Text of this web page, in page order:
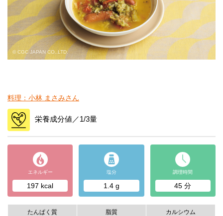
© CGC JAPAN CO.,LTD.
料理：小林 まさみさん
栄養成分値／1/3量
エネルギー
197 kcal
塩分
1.4 g
調理時間
45 分
たんぱく質 脂質 カルシウム